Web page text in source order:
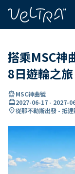
搭乘MSC神
8日遊輪之旅
directions_boatMSC神曲號
card_travel2027-06-17 - 2027-
location_on從那不勒斯出發 - 抵